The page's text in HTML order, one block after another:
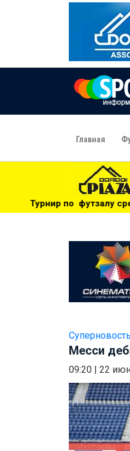
Главная
среди юношей на Иссык-
Суперновость
Месси
09:20 22